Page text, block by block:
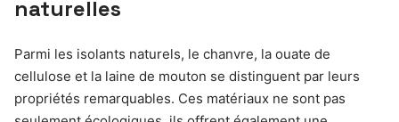
naturelles
Parmi les isolants naturels, le chanvre, la ouate de
cellulose et la laine de mouton se distinguent par leurs
propriétés remarquables. Ces matériaux ne sont pas